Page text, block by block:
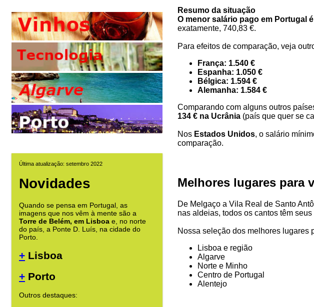
Última atualização: setembro 2022
Novidades
Quando se pensa em Portugal, as
imagens que nos vêm à mente são a
Torre de Belém, em Lisboa e, no norte
do país, a Ponte D. Luís, na cidade do
Porto.
+ Lisboa
+ Porto
Outros destaques:
Resumo da situação
O menor salário pago em Portugal
exatamente, 740,83 €.
Para efeitos de comparação, veja
França: 1.540 €
Espanha: 1.050 €
Bélgica: 1.594 €
Alemanha: 1.584 €
Comparando com alguns outros
134 € na Ucrânia (país que quer se
Nos Estados Unidos, o salário
comparação.
Melhores lugares para
De Melgaço a Vila Real de Santo
nas aldeias, todos os cantos têm seus
Nossa seleção dos melhores lugares
Lisboa e região
Algarve
Norte e Minho
Centro de Portugal
Alentejo